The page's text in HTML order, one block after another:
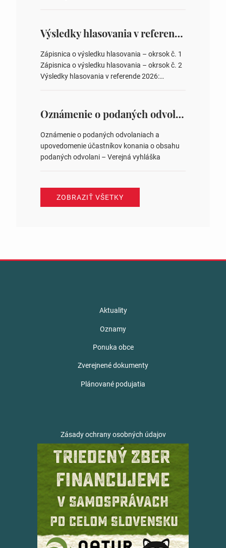
overovateľov zápisnice 3. Určenie volebných
obvodov pre voľby poslancov obecných
zastupiteľstiev, počtu poslancov obecných
zastupiteľstiev v nich 4. Schválenie odpredaja
obecného pozemku –…
Výsledky hlasovania v referende 2026
Zápisnica o výsledku hlasovania – okrsok č. 1
Zápisnica o výsledku hlasovania – okrsok č. 2
Výsledky hlasovania v referende 2026:
ysledky.html
Oznámenie o podaných odvolaniach a upovedomenie účastníkov konania o obsahu podaných odvolani – Verejná vyhláška
Oznámenie o podaných odvolaniach a
upovedomenie účastníkov konania o obsahu
podaných odvolani – Verejná vyhláška
ZOBRAZIŤ VŠETKY
Aktuality
Oznamy
Ponuka obce
Zverejnené dokumenty
Plánované podujatia
Zásady ochrany osobných údajov